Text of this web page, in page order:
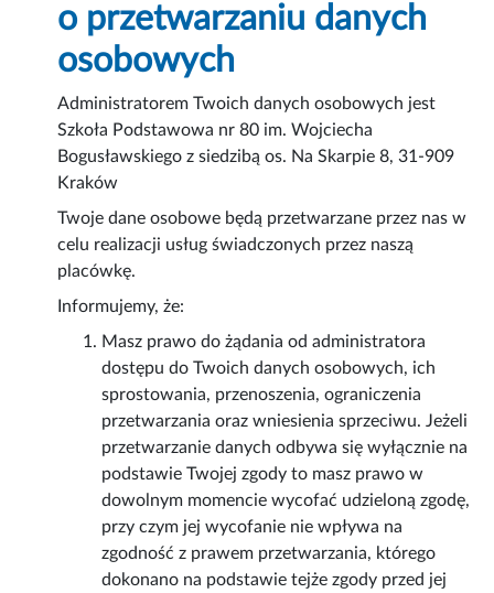
o przetwarzaniu danych
osobowych
Administratorem Twoich danych osobowych jest
Szkoła Podstawowa nr 80 im. Wojciecha
Bogusławskiego z siedzibą os. Na Skarpie 8, 31-909
Kraków
Twoje dane osobowe będą przetwarzane przez nas w
celu realizacji usług świadczonych przez naszą
placówkę.
Informujemy, że:
Masz prawo do żądania od administratora
dostępu do Twoich danych osobowych, ich
sprostowania, przenoszenia, ograniczenia
przetwarzania oraz wniesienia sprzeciwu. Jeżeli
przetwarzanie danych odbywa się wyłącznie na
podstawie Twojej zgody to masz prawo w
dowolnym momencie wycofać udzieloną zgodę,
przy czym jej wycofanie nie wpływa na
zgodność z prawem przetwarzania, którego
dokonano na podstawie tejże zgody przed jej